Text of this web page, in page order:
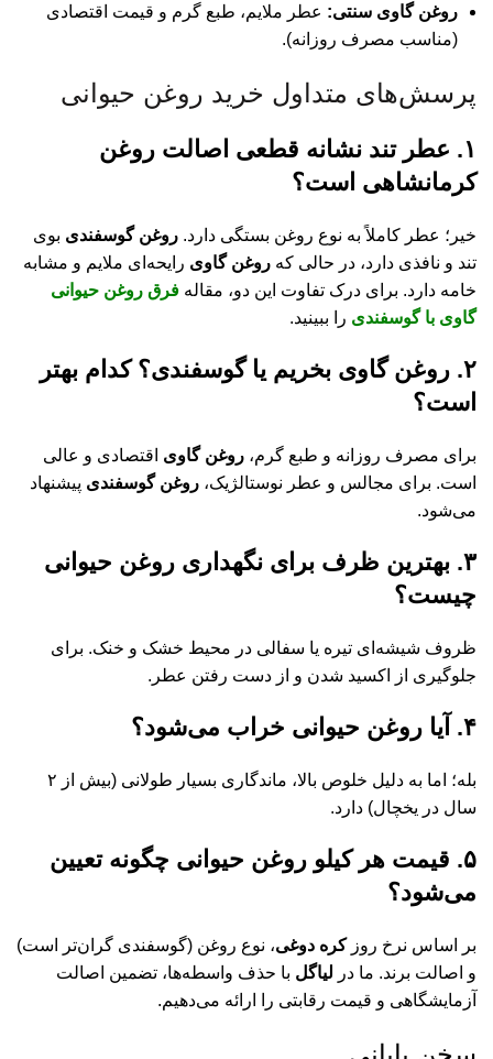
روغن گاوی سنتی: عطر ملایم، طبع گرم و قیمت اقتصادی
(مناسب مصرف روزانه).
پرسش‌های متداول خرید روغن حیوانی
۱. عطر تند نشانه قطعی اصالت روغن
کرمانشاهی است؟
خیر؛ عطر کاملاً به نوع روغن بستگی دارد. روغن گوسفندی بوی
تند و نافذی دارد، در حالی که روغن گاوی رایحه‌ای ملایم و مشابه
خامه دارد. برای درک تفاوت این دو، مقاله فرق روغن حیوانی
گاوی با گوسفندی را ببینید.
۲. روغن گاوی بخریم یا گوسفندی؟ کدام بهتر
است؟
برای مصرف روزانه و طبع گرم، روغن گاوی اقتصادی و عالی
است. برای مجالس و عطر نوستالژیک، روغن گوسفندی پیشنهاد
می‌شود.
۳. بهترین ظرف برای نگهداری روغن حیوانی
چیست؟
ظروف شیشه‌ای تیره یا سفالی در محیط خشک و خنک. برای
جلوگیری از اکسید شدن و از دست رفتن عطر.
۴. آیا روغن حیوانی خراب می‌شود؟
بله؛ اما به دلیل خلوص بالا، ماندگاری بسیار طولانی (بیش از ۲
سال در یخچال) دارد.
۵. قیمت هر کیلو روغن حیوانی چگونه تعیین
می‌شود؟
بر اساس نرخ روزکره دوغی، نوع روغن (گوسفندی گران‌تر است)
و اصالت برند. ما در لیاگل با حذف واسطه‌ها، تضمین اصالت
آزمایشگاهی و قیمت رقابتی را ارائه می‌دهیم.